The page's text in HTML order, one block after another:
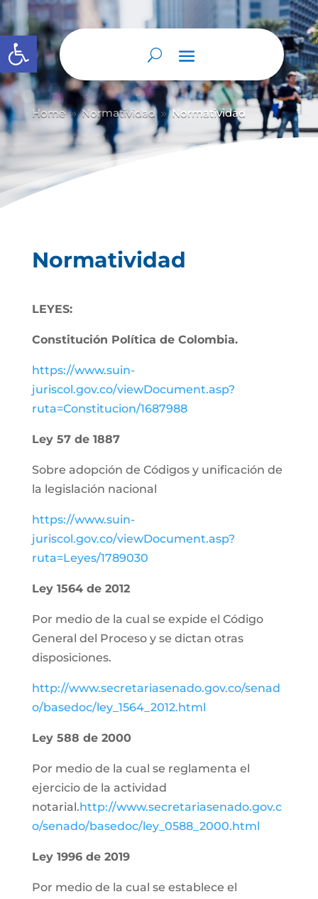
Abrir barra de herramientas
Home 9 Normatividad 9 Normatividad
Normatividad
LEYES:
Constitución Política de Colombia.
https://www.suin-
juriscol.gov.co/viewDocument.asp?
ruta=Constitucion/1687988
Ley 57 de 1887
Sobre adopción de Códigos y unificación de
la legislación nacional
https://www.suin-
juriscol.gov.co/viewDocument.asp?
ruta=Leyes/1789030
Ley 1564 de 2012
Por medio de la cual se expide el Código
General del Proceso y se dictan otras
disposiciones.
http://www.secretariasenado.gov.co/senad
o/basedoc/ley_1564_2012.html
Ley 588 de 2000
Por medio de la cual se reglamenta el
ejercicio de la actividad
notarial.http://www.secretariasenado.gov.c
o/senado/basedoc/ley_0588_2000.html
Ley 1996 de 2019
Por medio de la cual se establece el